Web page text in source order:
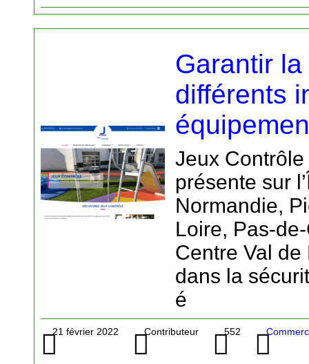
Garantir
différents
Jeux
présente sur
Normandie,
Loire, Pas-
Centre Val
dans la
é
21 février 2022 Contributeur 552